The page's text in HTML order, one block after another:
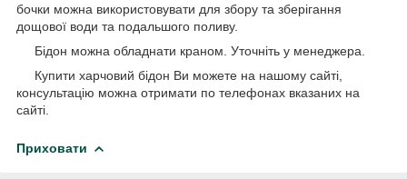
бочки можна використовувати для збору та зберігання
дощової води та подальшого поливу.
Бідон можна обладнати краном. Уточніть у менеджера.
Купити харчовий бідон Ви можете на нашому сайті,
консультацію можна отримати по телефонах вказаних на
сайті.
Приховати